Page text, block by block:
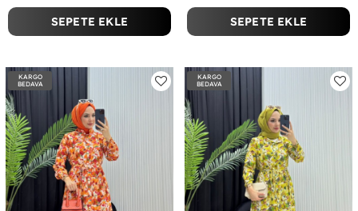
SEPETE EKLE SEPETE EKLE
KARGO
BEDAVA
KARGO
BEDAVA